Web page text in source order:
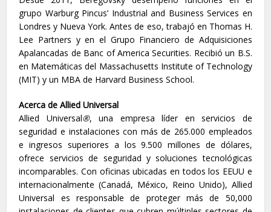
grupo Warburg Pincus’ Industrial and Business Services en
Londres y Nueva York. Antes de eso, trabajó en Thomas H.
Lee Partners y en el Grupo Financiero de Adquisiciones
Apalancadas de Banc of America Securities. Recibió un B.S.
en Matemáticas del Massachusetts Institute of Technology
(MIT) y un MBA de Harvard Business School.
Acerca de Allied Universal
Allied Universal®, una empresa líder en servicios de
seguridad e instalaciones con más de 265.000 empleados
e ingresos superiores a los 9.500 millones de dólares,
ofrece servicios de seguridad y soluciones tecnológicas
incomparables. Con oficinas ubicadas en todos los EEUU e
internacionalmente (Canadá, México, Reino Unido), Allied
Universal es responsable de proteger más de 50,000